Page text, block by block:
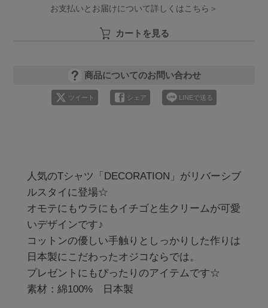
お支払いとお届けについて詳しくはこちら＞
カートを見る
商品についてのお問い合わせ
ツイート シェア LINEで送る
人気のTシャツ「DECORATION」がリバーシブ
ルスタイに登場☆
オモテにもウラにもイチゴと生クリームが可愛
いデザインです♪
コットンの優しい手触りとしっかりした作りは
日本製にこだわったオジコならでは。
プレゼントにもぴったりのアイテムです☆
素材：綿100%　日本製